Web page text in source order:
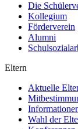
Die
Kollegium
Förderverein
Alumni
Eltern
Aktuelle
Wahl der